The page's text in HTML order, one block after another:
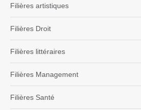
Filières artistiques
Filières Droit
Filières littéraires
Filières Management
Filières Santé